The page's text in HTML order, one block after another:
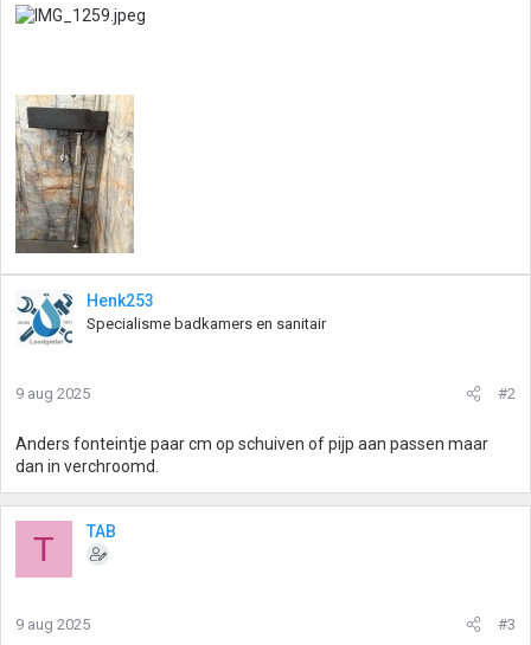
Henk253
Specialisme badkamers en sanitair
9 aug 2025 #2
Anders fonteintje paar cm op schuiven of pijp aan passen maar
dan in verchroomd.
T TAB
9 aug 2025 #3